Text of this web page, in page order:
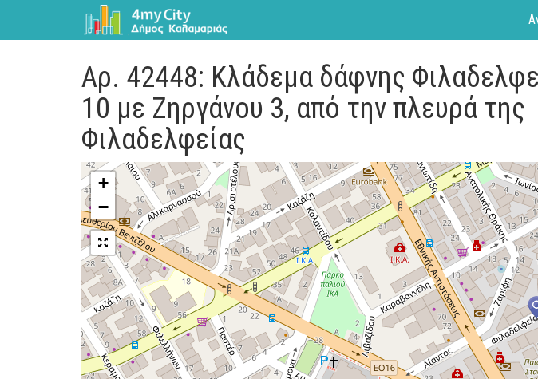
Αρ. 42448: Κλάδεμα δάφνης
10 με Ζηργάνου 3, από την πλευρά της
Φιλαδελφείας
+
−